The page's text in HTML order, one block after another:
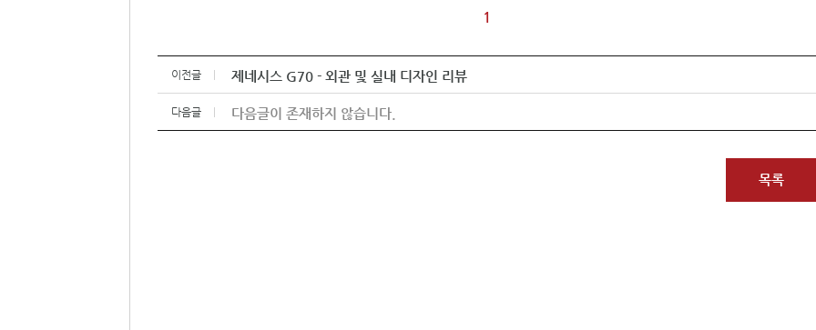
1
이전글 제네시스 G70 - 외관 및 실내 디자인 리뷰
다음글 다음글이 존재하지 않습니다.
목록